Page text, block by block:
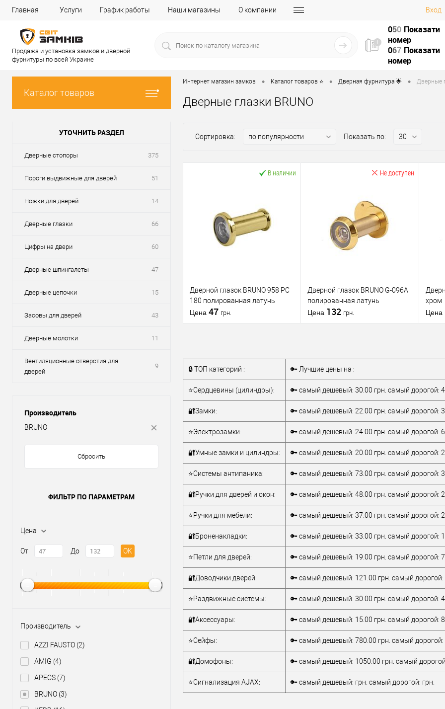
Главная Услуги График работы Наши магазины О компании Вход
Продажа и установка замков и дверной
фурнитуры по всей Украине
050 Показати
номер
067 Показати
номер
Каталог товаров
УТОЧНИТЬ РАЗДЕЛ
Дверные стопоры 375
Пороги выдвижные для дверей 51
Ножки для дверей 14
Дверные глазки 66
Цифры на двери 60
Дверные шпингалеты 47
Дверные цепочки 15
Засовы для дверей 43
Дверные молотки 11
Вентиляционные отверстия для
дверей
9
Производитель
BRUNO
Сбросить
ФИЛЬТР ПО ПАРАМЕТРАМ
Цена
От До OK
Производитель
AZZI FAUSTO (2)
AMIG (4)
APECS (7)
BRUNO (3)
Интернет магазин замков • Каталог товаров ⭐ • Дверная фурнитура 🌟 • Дверные
Дверные глазки BRUNO
Сортировка: Показать по:
В наличии
Дверной глазок BRUNO 958 PC
180 полированная латунь
Цена 47 грн.
клик
сравнению
В избранное
Производитель
BRUNO
Тип товара
Дверной глазок
Материал дверей
для
металлических
дверей
для
деревянных
дверей
Страна
производитель
Китай
Цветовой
оттенок
золото / матовое
золото / желтый
Не доступен
Дверной глазок BRUNO G-096A
полированная латунь
Цена 132 грн.
Материал дверей
для
дверей /для
дверей
оттенок
золото / желтый
Диаметр
16 мм
хром
Цена
🔒 ТОП категорий : 🔑 Лучшие цены на :
⭐Сердцевины (цилиндры): 🔑 самый дешевый: 30.00 грн. самый дорогой:
🔐Замки: 🔑 самый дешевый: 22.00 грн. самый дорогой:
⭐Электрозамки: 🔑 самый дешевый: 24.00 грн. самый дорогой:
🔐Умные замки и цилиндры: 🔑 самый дешевый: 20.00 грн. самый дорогой:
⭐Системы антипаника: 🔑 самый дешевый: 73.00 грн. самый дорогой:
🔐Ручки для дверей и окон: 🔑 самый дешевый: 48.00 грн. самый дорогой:
⭐Ручки для мебели: 🔑 самый дешевый: 37.00 грн. самый дорогой:
🔐Броненакладки: 🔑 самый дешевый: 33.00 грн. самый дорогой:
⭐Петли для дверей: 🔑 самый дешевый: 19.00 грн. самый дорогой:
🔐Доводчики дверей: 🔑 самый дешевый: 121.00 грн. самый дорогой:
⭐Раздвижные системы: 🔑 самый дешевый: 30.00 грн. самый дорогой:
🔐Аксессуары: 🔑 самый дешевый: 15.00 грн. самый дорогой:
⭐Сейфы: 🔑 самый дешевый: 780.00 грн. самый дорогой:
🔐Домофоны: 🔑 самый дешевый: 1050.00 грн. самый
⭐Сигнализация AJAX: 🔑 самый дешевый: грн. самый дорогой: грн.